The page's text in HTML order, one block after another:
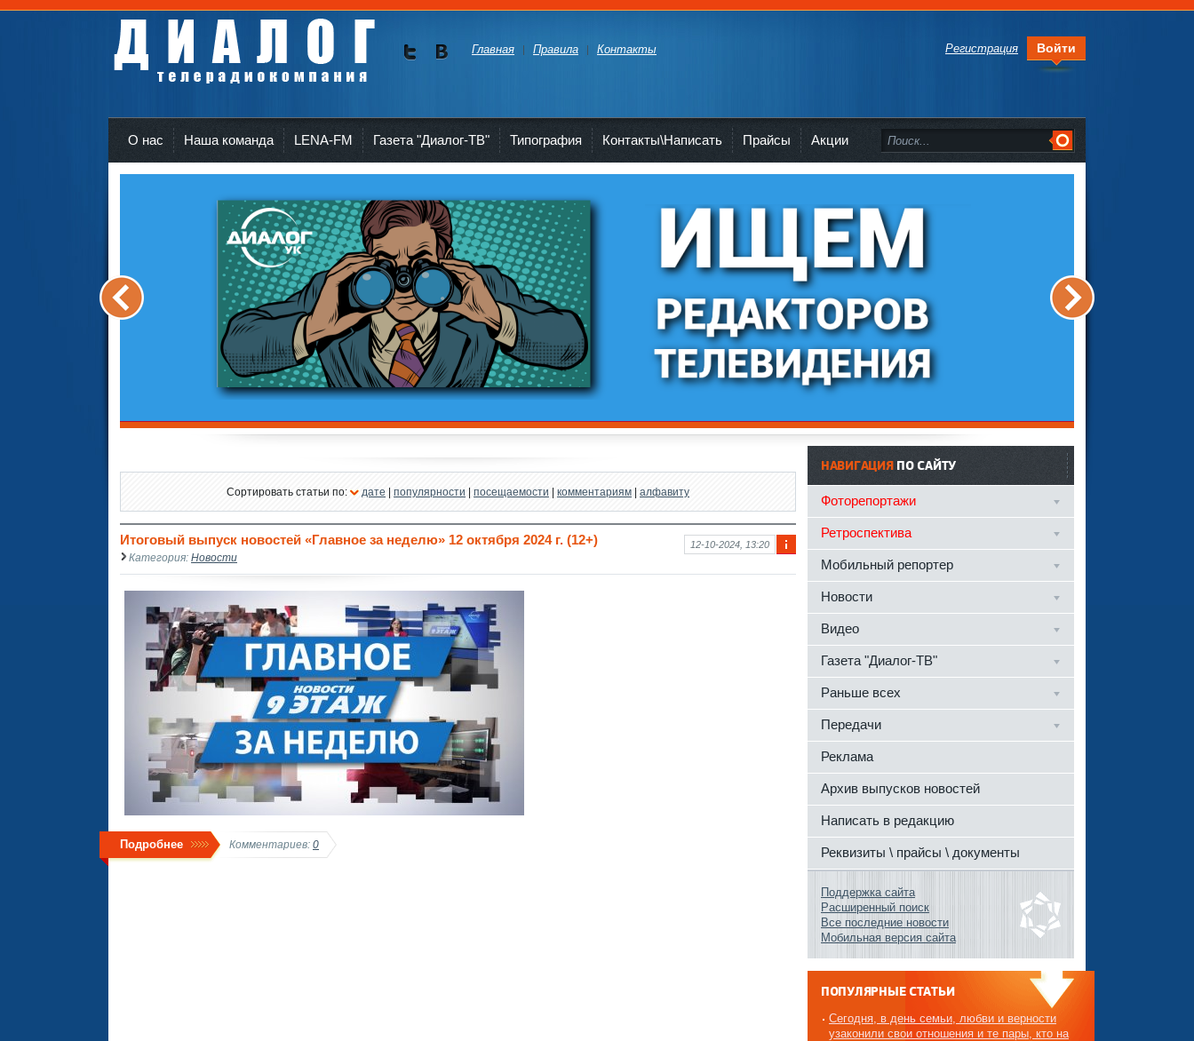
Регистрация Войти
Главная Правила Контакты
О нас Наша команда LENA-FM Газета "Диалог-ТВ" Типография Контакты\Написать Прайсы Акции
Сортировать статьи по: дате | популярности | посещаемости | комментариям | алфавиту
фо
12-10-2024, 13:20
Итоговый выпуск новостей «Главное за неделю» 12 октября 2024 г. (12+)
Категория: Новости
Подробнее Комментариев: 0
НАВИГАЦИЯПО САЙТУ
Фоторепортажи
Ретроспектива
Мобильный репортер
Новости
Видео
Газета "Диалог-ТВ"
Раньше всех
Передачи
Реклама
Архив выпусков новостей
Написать в редакцию
Реквизиты \ прайсы \ документы
Поддержка сайта
Расширенный поиск
Все последние новости
Мобильная версия сайта
ПОПУЛЯРНЫЕ СТАТЬИ
Сегодня, в день семьи, любви и верности
узаконили свои отношения и те пары, кто на